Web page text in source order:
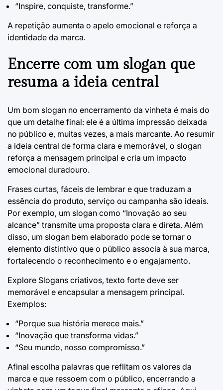
“Inspire, conquiste, transforme.”
A repetição aumenta o apelo emocional e reforça a
identidade da marca.
Encerre com um slogan que
resuma a ideia central
Um bom slogan no encerramento da vinheta é mais do
que um detalhe final: ele é a última impressão deixada
no público e, muitas vezes, a mais marcante. Ao resumir
a ideia central de forma clara e memorável, o slogan
reforça a mensagem principal e cria um impacto
emocional duradouro.
Frases curtas, fáceis de lembrar e que traduzam a
essência do produto, serviço ou campanha são ideais.
Por exemplo, um slogan como “Inovação ao seu
alcance” transmite uma proposta clara e direta. Além
disso, um slogan bem elaborado pode se tornar o
elemento distintivo que o público associa à sua marca,
fortalecendo o reconhecimento e o engajamento.
Explore Slogans criativos, texto forte deve ser
memorável e encapsular a mensagem principal.
Exemplos:
“Porque sua história merece mais.”
“Inovação que transforma vidas.”
“Seu mundo, nosso compromisso.”
Afinal escolha palavras que reflitam os valores da
marca e que ressoem com o público, encerrando a